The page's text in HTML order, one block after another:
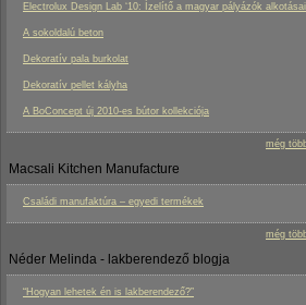
Electrolux Design Lab ‘10: Ízelítő a magyar pályázók
A sokoldalú beton
Dekoratív pala burkolat
Dekoratív pellet kályha
A BoConcept új 2010-es bútor kollekciója
még
Macsali Kitchen Manufacture
Családi manufaktúra – egyedi termékek
még
Néder Melinda - lakberendező blogja
“Hogyan lehetek én is lakberendező?”